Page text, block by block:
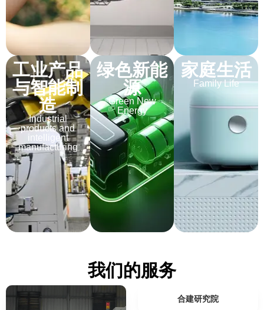
工业产品
与智能制
造
Industrial
products and
intelligent
manufacturing
绿色新能
源
Green New
Energy
家庭生活
Family Life
我们的服务
合建研究院